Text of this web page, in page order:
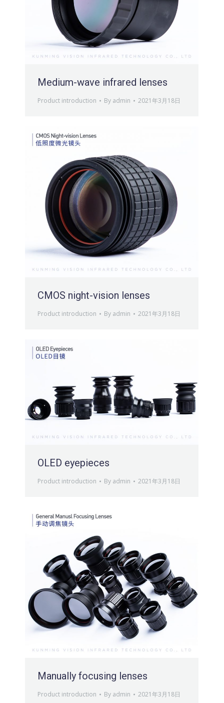
Medium-wave infrared lenses
Product introduction By admin 2021年3月18日
CMOS night-vision lenses
Product introduction By admin 2021年3月18日
OLED eyepieces
Product introduction By admin 2021年3月18日
Manually focusing lenses
Product introduction By admin 2021年3月18日